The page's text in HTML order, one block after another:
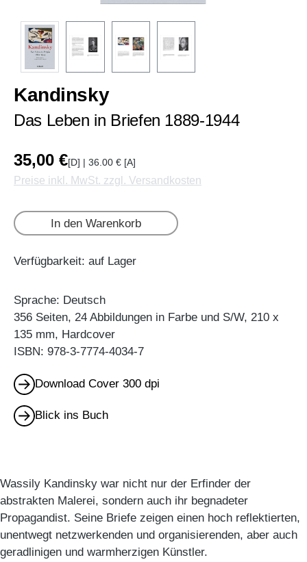
Kandinsky
Das Leben in Briefen 1889-1944
35,00 €[D] | 36.00 € [A]
Preise inkl. MwSt. zzgl. Versandkosten
In den Warenkorb
Verfügbarkeit: auf Lager
Sprache: Deutsch
356 Seiten, 24 Abbildungen in Farbe und S/W, 210 x
135 mm, Hardcover
ISBN: 978-3-7774-4034-7
Download Cover 300 dpi
Blick ins Buch
Wassily Kandinsky war nicht nur der Erfinder der
abstrakten Malerei, sondern auch ihr begnadeter
Propagandist. Seine Briefe zeigen einen hoch reflektierten,
unentwegt netzwerkenden und organisierenden, aber auch
geradlinigen und warmherzigen Künstler.